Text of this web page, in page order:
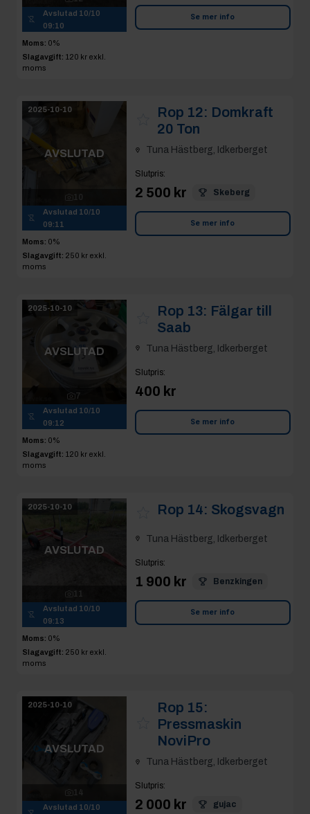
Avslutad 10/10
09:10
Moms: 0%
Slagavgift: 120 kr exkl.
moms
Se mer info
2025-10-10
AVSLUTAD
Avslutad 10/10
09:11
Moms: 0%
Slagavgift: 250 kr exkl.
moms
Rop 12: Domkraft
20 Ton
Tuna Hästberg, Idkerberget
Slutpris:
2 500 kr Skeberg
Se mer info
2025-10-10
AVSLUTAD
7
Avslutad 10/10
09:12
Moms: 0%
Slagavgift: 120 kr exkl.
moms
Rop 13: Fälgar till
Saab
Tuna Hästberg, Idkerberget
Slutpris:
400 kr
Se mer info
2025-10-10
AVSLUTAD
Avslutad 10/10
09:13
Moms: 0%
Slagavgift: 250 kr exkl.
moms
Rop 14: Skogsvagn
Tuna Hästberg, Idkerberget
Slutpris:
1 900 kr Benzkingen
Se mer info
2025-10-10
AVSLUTAD
14
Avslutad 10/10
Rop 15:
Pressmaskin
NoviPro
Tuna Hästberg, Idkerberget
Slutpris:
2 000 kr gujac